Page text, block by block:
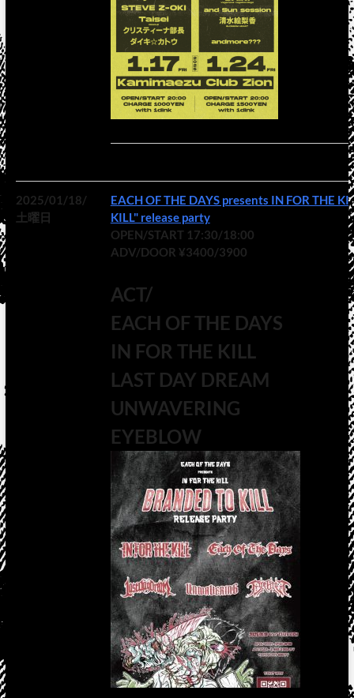
2025/01/18/
土曜日
EACH OF THE DAYS presents IN FOR THE
KILL" release party
OPEN/START 17:30/18:00
ADV/DOOR ¥3400/3900
ACT/
EACH OF THE DAYS
IN FOR THE KILL
LAST DAY DREAM
UNWAVERING
EYEBLOW